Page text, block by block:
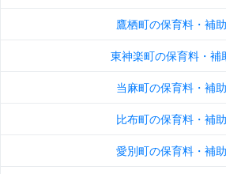
鷹栖町の保育料・補
東神楽町の保育料・補
当麻町の保育料・補
比布町の保育料・補
愛別町の保育料・補